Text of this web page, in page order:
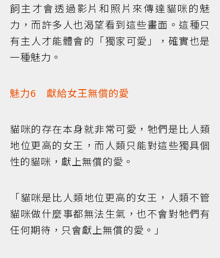
飼主才會透過影片和照片來傳達貓咪的魅
力，而許多人也渴望看到這些畫面。這種只
有主人才能體會的「獨家可愛」，確實也是
一種魅力。
魅力6 獻給女王無償的愛
貓咪的存在本身就非常可愛，牠們是比人類
地位更高的女王，而人類只能對這些獨具個
性的貓咪，獻上無償的愛。
「貓咪是比人類地位更高的女王，人類不管
貓咪做什麼事都無法生氣，也不會對牠們有
任何期待，只會獻上無償的愛。」